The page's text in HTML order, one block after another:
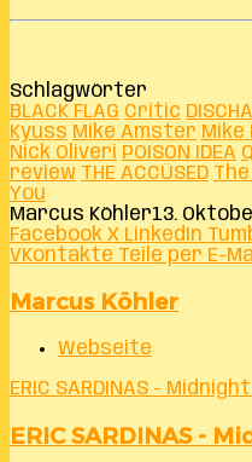
Schlagwörter
BLACK FLAG Critic
Kyuss Mike Amster Mike
Nick Oliveri POISON IDEA
review THE ACCÜSED
You
Marcus Köhler13.
Facebook X LinkedIn
VKontakte Teile per E-
Marcus Köhler
Webseite
ERIC SARDINAS -
ERIC SARDINAS -